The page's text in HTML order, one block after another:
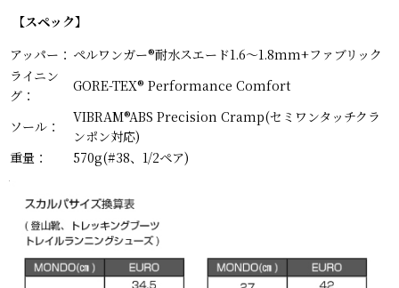
【スペック】
アッパー： ペルワンガー®耐水スエード1.6〜1.8mm+ファブリック
ライニン
グ：
GORE-TEX® Performance Comfort
ソール：
VIBRAM®ABS Precision Cramp(セミワンタッチクラ
ンポン対応)
重量：
570g(#38、1/2ペア)